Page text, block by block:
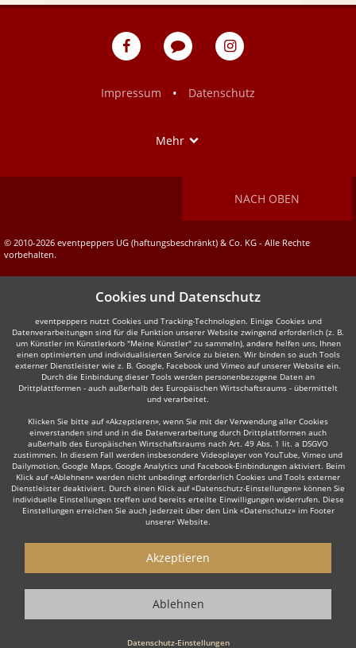
eventpeppers
Blog
eventpeppers
Impressum
• Datenschutz
Mehr
NACH OBEN
© 2010-2026 eventpeppers UG (haftungsbeschränkt) & Co. KG - Alle Rechte
vorbehalten.
Cookies und Datenschutz
eventpeppers nutzt Cookies und Tracking-Technologien. Einige Cookies und
Datenverarbeitungen sind für die Funktion unserer Website zwingend erforderlich (z. B.
um Künstler im Künstlerkorb "Meine Künstler" zu sammeln), andere helfen uns, Ihnen
einen optimierten und individualisierten Service zu bieten. Wir binden so auch Tools
externer Dienstleister wie z. B. Google, Facebook und Vimeo auf unserer Website ein.
Durch die Einbindung dieser Tools werden personenbezogene Daten an
Drittplattformen - auch außerhalb des Europäischen Wirtschaftsraums - übermittelt
und verarbeitet.
Klicken Sie bitte auf «Akzeptieren», wenn Sie mit der Verwendung aller Cookies
einverstanden sind und in die Datenverarbeitung durch Drittplattformen auch
außerhalb des Europäischen Wirtschaftsraums nach Art. 49 Abs. 1 lit. a DSGVO
zustimmen. In diesem Fall werden insbesondere Videoplayer von YouTube, Vimeo und
Dailymotion, Google Maps, Google Analytics und Facebook-Einbindungen aktiviert. Beim
Klick auf «Ablehnen» werden nicht unbedingt erforderlich Cookies und Tools externer
Dienstleister deaktiviert. Durch einen Klick auf «Datenschutz-Einstellungen» können Sie
individuelle Einstellungen treffen und bereits erteilte Einwilligungen widerrufen. Diese
Einstellungen erreichen Sie auch jederzeit über den Link «Datenschutz» im Footer
unserer Website.
Datenschutz-Einstellungen
Akzeptieren
Ablehnen